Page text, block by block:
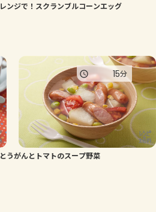
レンジで！スクランブルコーンエッグ
とうがんとトマトのスープ野菜
15分